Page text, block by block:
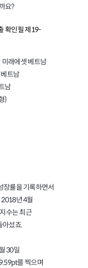
요?
확인필 제19-
장률을 기록하면서
년 4월
수는 최근
아섰죠.
30일
를 찍으며